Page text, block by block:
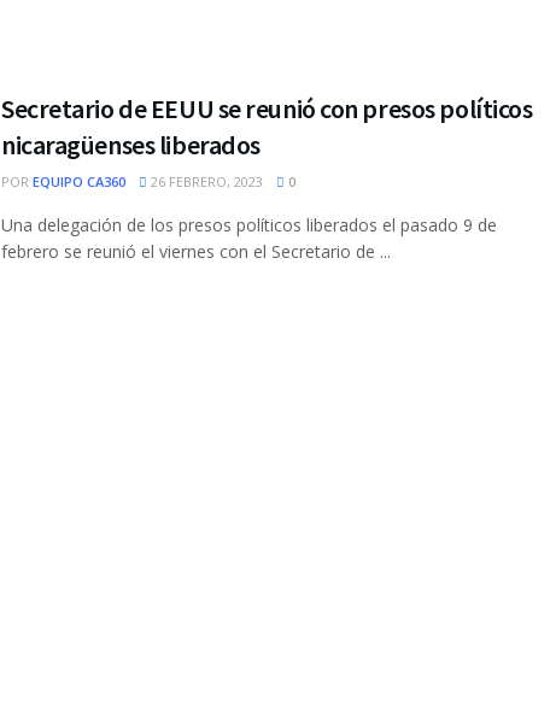
Secretario de EEUU se reunió con presos políticos
nicaragüenses liberados
POR EQUIPO CA360 26 FEBRERO, 2023 0
Una delegación de los presos políticos liberados el pasado 9 de
febrero se reunió el viernes con el Secretario de ...